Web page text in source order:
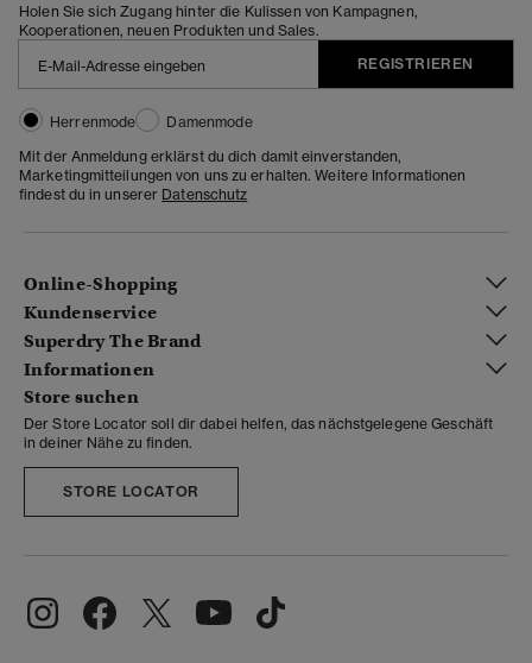
Holen Sie sich Zugang hinter die Kulissen von Kampagnen,
Kooperationen, neuen Produkten und Sales.
REGISTRIEREN
Herrenmode
Damenmode
Mit der Anmeldung erklärst du dich damit einverstanden,
Marketingmitteilungen von uns zu erhalten. Weitere Informationen
findest du in unserer Datenschutz
Online-Shopping
Kundenservice
Superdry The Brand
Informationen
Store suchen
Der Store Locator soll dir dabei helfen, das nächstgelegene Geschäft
in deiner Nähe zu finden.
STORE LOCATOR